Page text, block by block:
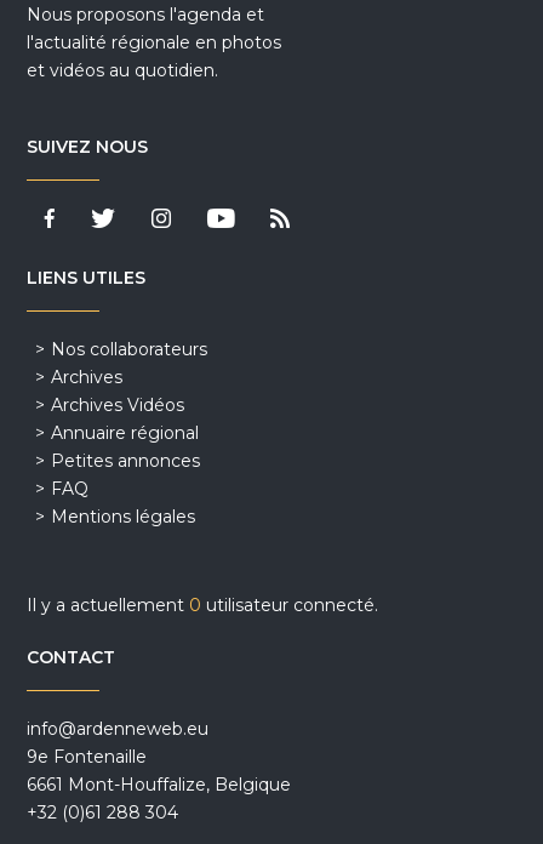
Nous proposons l'agenda et
l'actualité régionale en photos
et vidéos au quotidien.
SUIVEZ NOUS
LIENS UTILES
Nos collaborateurs
Archives
Archives Vidéos
Annuaire régional
Petites annonces
FAQ
Mentions légales
Il y a actuellement 0 utilisateur connecté.
CONTACT
info@ardenneweb.eu
9e Fontenaille
6661 Mont-Houffalize, Belgique
+32 (0)61 288 304